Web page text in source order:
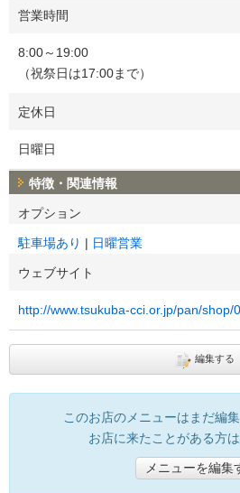
営業時間
8:00～19:00
（祝祭日は17:00まで）
定休日
日曜日
特徴・関連情報
オプション
駐車場あり 日曜営業
ウェブサイト
http://www.tsukuba-cci.or.jp/pan/shop/
編集する
このお店のメニューはまだ編
お店に来たことがある方
メニューを編集